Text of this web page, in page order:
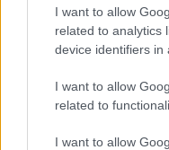
I want to allow
related to analytics
device identifiers in
I want to allow
related to
I want to allow